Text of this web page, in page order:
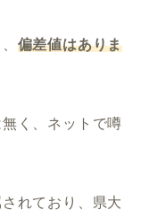
偏差値はありま
く、ネットで噂
れており、県大